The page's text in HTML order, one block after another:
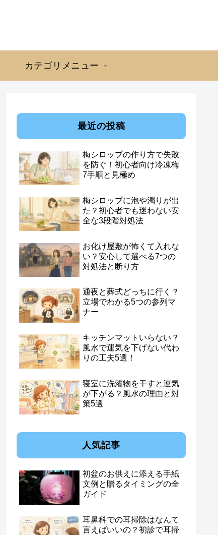
カテゴリメニュー
最近の投稿
梅シロップの作り方で失敗
を防ぐ！初心者向け冷凍梅
7手順と見極め
梅シロップに泡や濁りが出
た？初心者でも迷わない安
全な3段階対処法
お化け屋敷が怖くて入れな
い？安心して選べる7つの
対処法と断り方
通夜と葬式どっちに行く？
立場でわかる5つの参列マ
ナー
キッチンマットいらない？
風水で運気を下げない代わ
りの工夫5選！
寝室に洗濯物を干すと運気
が下がる？風水の理由と対
策5選
人気記事
初盆のお供えに添える手紙
文例と贈るタイミングの全
ガイド
耳鼻科での耳掃除はなんて
言えばいいの？初診で耳掃